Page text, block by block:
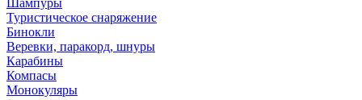
Шампуры
Туристическое снаряжение
Бинокли
Веревки, паракорд, шнуры
Карабины
Компасы
Монокуляры